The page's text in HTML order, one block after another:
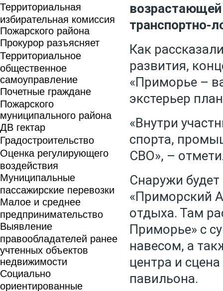
Территориальная
избирательная комиссия
Пожарского района
Прокурор разъясняет
Территориальное
общественное
самоуправление
Почетные граждане
Пожарского
муниципального района
ДВ гектар
Градостроительство
Оценка регулирующего
воздействия
Муниципальные
пассажирские перевозки
Малое и среднее
предпринимательство
Выявление
правообладателей ранее
учтенных объектов
недвижимости
Социально
ориентированные
транспортно-
Как
развития,
«Приморье –
экстерьер
«Внутри
спорта,
СВО», –
Снаружи
«Приморский
отдыха. Там
Приморье» с
навесом, а
центра и
павильона.